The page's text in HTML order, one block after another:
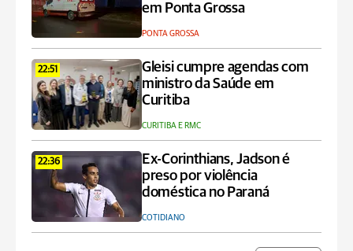
em Ponta Grossa
PONTA GROSSA
22:51
Gleisi cumpre agendas com
ministro da Saúde em
Curitiba
CURITIBA E RMC
22:36
Ex-Corinthians, Jadson é
preso por violência
doméstica no Paraná
COTIDIANO